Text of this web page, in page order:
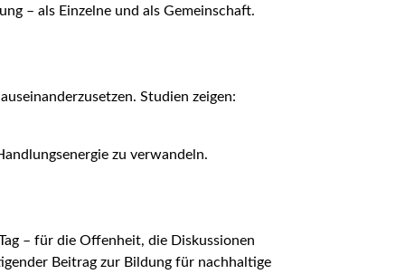
– als Einzelne und als Gemeinschaft.
Studien zeigen:
zu verwandeln.
– für die Offenheit, die Diskussionen
Beitrag zur Bildung für nachhaltige